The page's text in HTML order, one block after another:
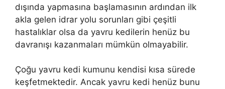
dışında yapmasına başlamasının ardından ilk
akla gelen idrar yolu sorunları gibi çeşitli
hastalıklar olsa da yavru kedilerin henüz bu
davranışı kazanmaları mümkün olmayabilir.
Çoğu yavru kedi kumunu kendisi kısa sürede
keşfetmektedir. Ancak yavru kedi henüz bunu